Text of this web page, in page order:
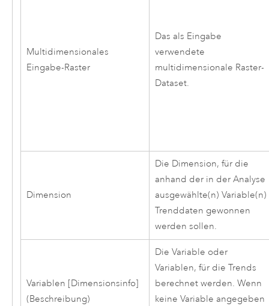
Multidimensionales
Eingabe-Raster
Das als Eingabe
verwendete
multidimensionale Raster-
Dataset.
Dimension
Die Dimension, für die
anhand der in der Analyse
ausgewählte(n) Variable(n)
Trenddaten gewonnen
werden sollen.
Variablen [Dimensionsinfo]
(Beschreibung)
Die Variable oder
Variablen, für die Trends
berechnet werden. Wenn
keine Variable angegeben